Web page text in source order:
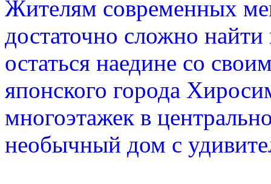
Жителям современных
достаточно сложно
остаться наедине со
японского города
многоэтажек в
необычный дом с